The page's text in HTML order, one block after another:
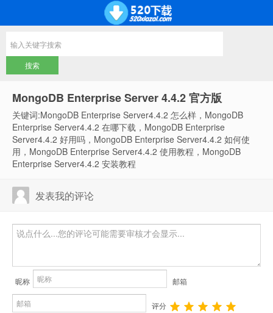
MongoDB Enterprise Server 4.4.2 官方版
关键词:MongoDB Enterprise Server4.4.2 怎么样，MongoDB
Enterprise Server4.4.2 在哪下载，MongoDB Enterprise
Server4.4.2 好用吗，MongoDB Enterprise Server4.4.2 如何使
用，MongoDB Enterprise Server4.4.2 使用教程，MongoDB
Enterprise Server4.4.2 安装教程
发表我的评论
昵称 邮箱
评分